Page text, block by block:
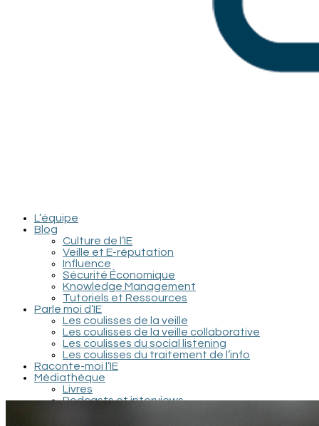
L’équipe
Blog
Culture de l’IE
Veille et E-réputation
Influence
Sécurité Économique
Knowledge Management
Tutoriels et Ressources
Parle moi d’IE
Les coulisses de la veille
Les coulisses de la veille collaborative
Les coulisses du social listening
Les coulisses du traitement de l’info
Raconte-moi l’IE
Médiathèque
Livres
Podcasts et interviews